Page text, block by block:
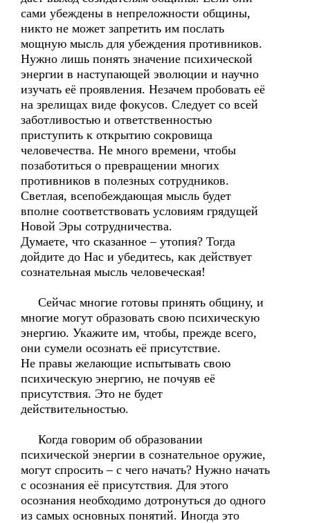
сами убеждены в непреложности общины,
никто не может запретить им послать
мощную мысль для убеждения противников.
Нужно лишь понять значение психической
энергии в наступающей эволюции и научно
изучать её проявления. Незачем пробовать её
на зрелищах виде фокусов. Следует со всей
заботливостью и ответственностью
приступить к открытию сокровища
человечества. Не много времени, чтобы
позаботиться о превращении многих
противников в полезных сотрудников.
Светлая, всепобеждающая мысль будет
вполне соответствовать условиям грядущей
Новой Эры сотрудничества.
Думаете, что сказанное – утопия? Тогда
дойдите до Нас и убедитесь, как действует
сознательная мысль человеческая!
Сейчас многие готовы принять общину, и
многие могут образовать свою психическую
энергию. Укажите им, чтобы, прежде всего,
они сумели осознать её присутствие.
Не правы желающие испытывать свою
психическую энергию, не почуяв её
присутствия. Это не будет
действительностью.
Когда говорим об образовании
психической энергии в сознательное оружие,
могут спросить – с чего начать? Нужно начать
с осознания её присутствия. Для этого
осознания необходимо дотронуться до одного
из самых основных понятий. Иногда это